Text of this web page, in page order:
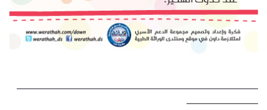
———————————————————————————
————————